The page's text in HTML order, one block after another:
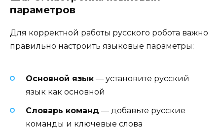
параметров
Для корректной работы русского робота важно
правильно настроить языковые параметры:
Основной язык — установите русский
язык как основной
Словарь команд — добавьте русские
команды и ключевые слова